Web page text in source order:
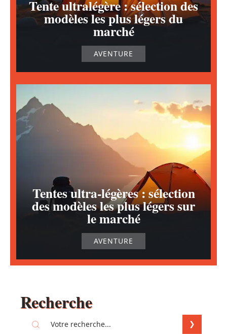
Tente ultralégère : sélection des
modèles les plus légers du
marché
AVENTURE
Tentes ultra-légères : sélection
des modèles les plus légers sur
le marché
AVENTURE
Recherche